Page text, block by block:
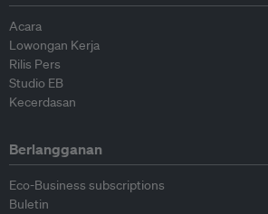
Acara
Lowongan Kerja
Rilis Pers
Studio EB
Kecerdasan
Berlangganan
Eco-Business subscriptions
Buletin